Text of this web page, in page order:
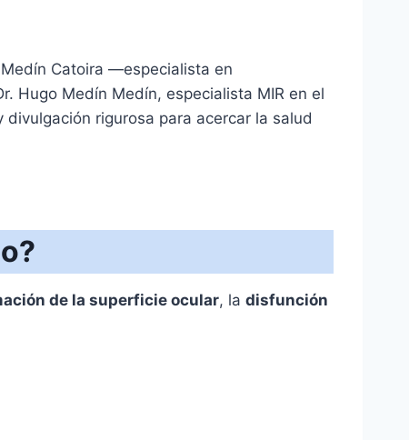
Catoira —especialista en
Hugo Medín Medín, especialista MIR en el
rigurosa para acercar la salud
de la superficie ocular, la disfunción